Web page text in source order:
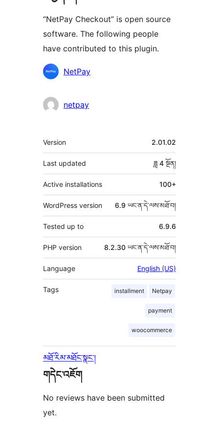
“NetPay Checkout” is open source
software. The following people
have contributed to this plugin.
བྱས་
འཇོག་
NetPay
netpay
ཟུར་
བརྗོད།
Version 2.01.02
Last updated ཟླ 4 སྔོན།
Active installations 100+
WordPress version 6.9 ཡང་ན་དེ་ལས་མཐོ་བ།
Tested up to 6.9.6
PHP version 8.2.30 ཡང་ན་དེ་ལས་མཐོ་བ།
Language English (US)
Tags installment Netpay
payment
woocommerce
མཐོ་རིམ་མཐོང་སྣང་།
གདེང་འཇོག
No reviews have been submitted
yet.